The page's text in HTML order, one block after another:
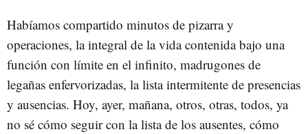
Habíamos compartido minutos de pizarra y
operaciones, la integral de la vida contenida bajo una
función con límite en el infinito, madrugones de
legañas enfervorizadas, la lista intermitente de presencias
y ausencias. Hoy, ayer, mañana, otros, otras, todos, ya
no sé cómo seguir con la lista de los ausentes, cómo